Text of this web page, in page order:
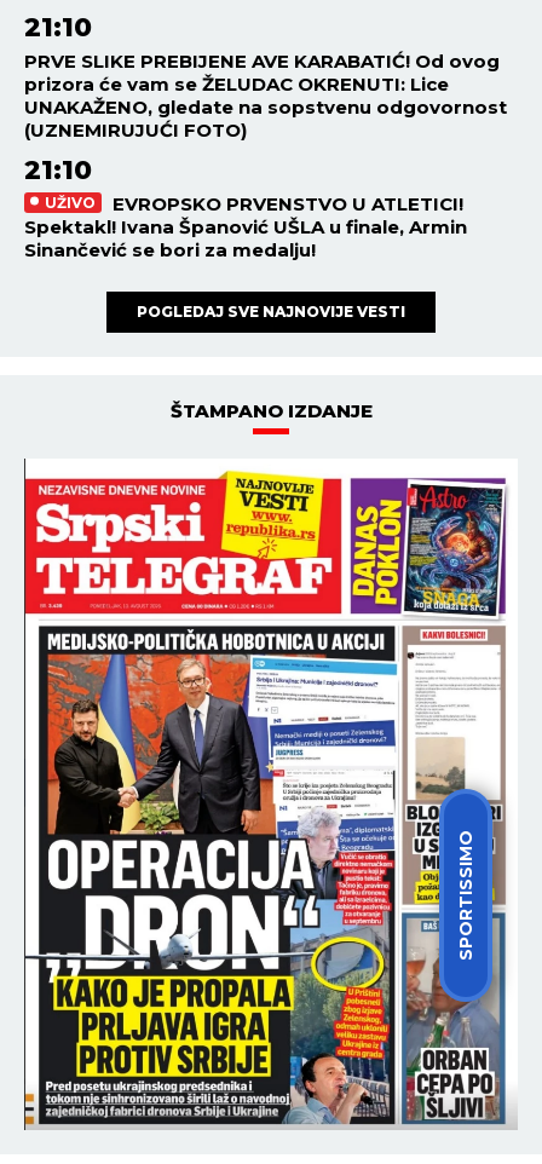
SPORTISSIMO
21:10
PRVE SLIKE PREBIJENE AVE KARABATIĆ! Od ovog
prizora će vam se ŽELUDAC OKRENUTI: Lice
UNAKAŽENO, gledate na sopstvenu odgovornost
(UZNEMIRUJUĆI FOTO)
21:10
UŽIVO
EVROPSKO PRVENSTVO U ATLETICI!
Spektakl! Ivana Španović UŠLA u finale, Armin
Sinančević se bori za medalju!
POGLEDAJ SVE NAJNOVIJE VESTI
ŠTAMPANO IZDANJE